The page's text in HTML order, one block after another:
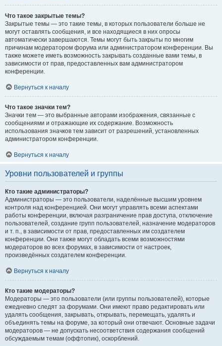
Что такое закрытые темы?
Закрытые темы — это такие темы, в которых пользователи больше не
могут оставлять сообщения, и все находящиеся в них опросы
автоматически завершаются. Темы могут быть закрыты по многим
причинам модератором форума или администратором конференции. Вы
также можете иметь возможность закрывать созданные вами темы, в
зависимости от прав, предоставленных вам администратором
конференции.
Вернуться к началу
Что такое значки тем?
Значки тем — это выбранные авторами изображения, связанные с
сообщениями и отражающие их содержание. Возможность
использования значков тем зависит от разрешений, установленных
администратором конференции.
Вернуться к началу
Уровни пользователей и группы
Кто такие администраторы?
Администраторы — это пользователи, наделённые высшим уровнем
контроля над конференцией. Они могут управлять всеми аспектами
работы конференции, включая разграничение прав доступа, отключение
пользователей, создание групп пользователей, назначение модераторов
и т. п., в зависимости от прав, предоставленных им создателем
конференции. Они также могут обладать всеми возможностями
модераторов во всех форумах, в зависимости от настроек,
произведённых создателем конференции.
Вернуться к началу
Кто такие модераторы?
Модераторы — это пользователи (или группы пользователей), которые
ежедневно следят за форумами. Они имеют право редактировать или
удалять сообщения, закрывать, открывать, перемещать, удалять и
объединять темы на форуме, за который они отвечают. Основные задачи
модераторов — не допускать несоответствия содержания сообщений
обсуждаемым темам (оффтопик), оскорблений.